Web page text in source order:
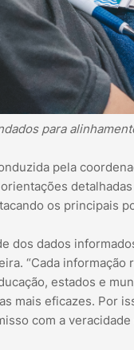
para
pela
os principais
dos dados
“Cada
estados e
mais eficazes. Por
com a veracidade